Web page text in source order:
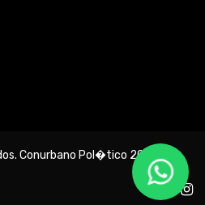
Conurbano Pol�tico 2026 -